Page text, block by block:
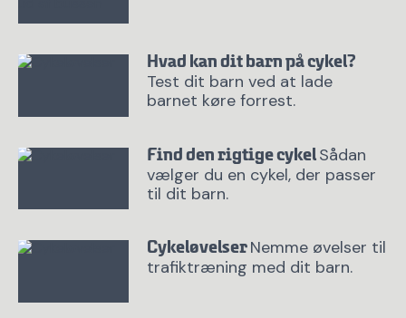
Hvad kan dit barn på cykel?
Test dit barn ved at lade
barnet køre forrest.
Find den rigtige cykelSådan
vælger du en cykel, der passer
til dit barn.
CykeløvelserNemme øvelser til
trafiktræning med dit barn.